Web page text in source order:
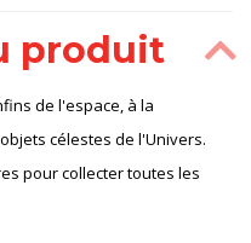
produit
de l'espace, à la
célestes de l'Univers.
pour collecter toutes les